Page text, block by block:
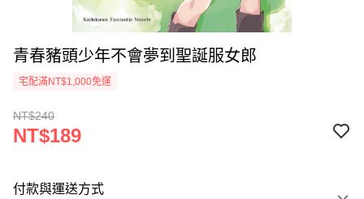
青春豬頭少年不會夢到聖誕服女郎
宅配滿NT$1,000免運
NT$240
NT$189
付款與運送方式